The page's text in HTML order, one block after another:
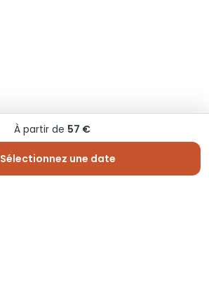
À partir de 57 €
Sélectionnez une date